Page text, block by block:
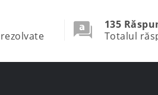
135
Totalul